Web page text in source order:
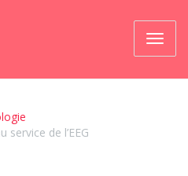
la
service de l’EEG